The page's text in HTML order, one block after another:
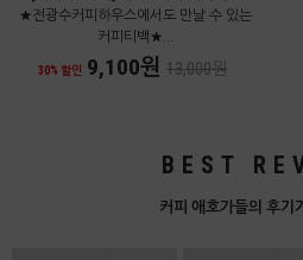
★전광수커피하우스에서도 만날 수 있는
커피티백★...
30% 할인 9,100원 13,000원
BEST
커피 애호가들의 후기